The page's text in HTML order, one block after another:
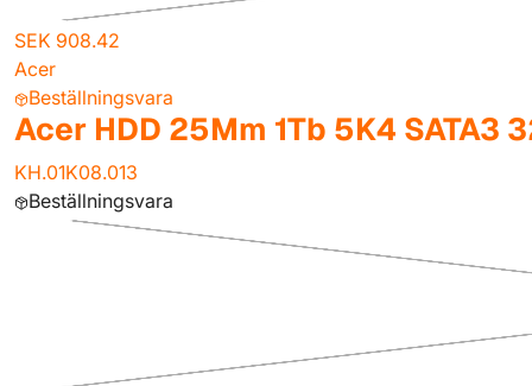
SEK 908.42
Acer
Beställningsvara
Acer HDD 25Mm 1Tb 5K4 SATA3
KH.01K08.013
Beställningsvara